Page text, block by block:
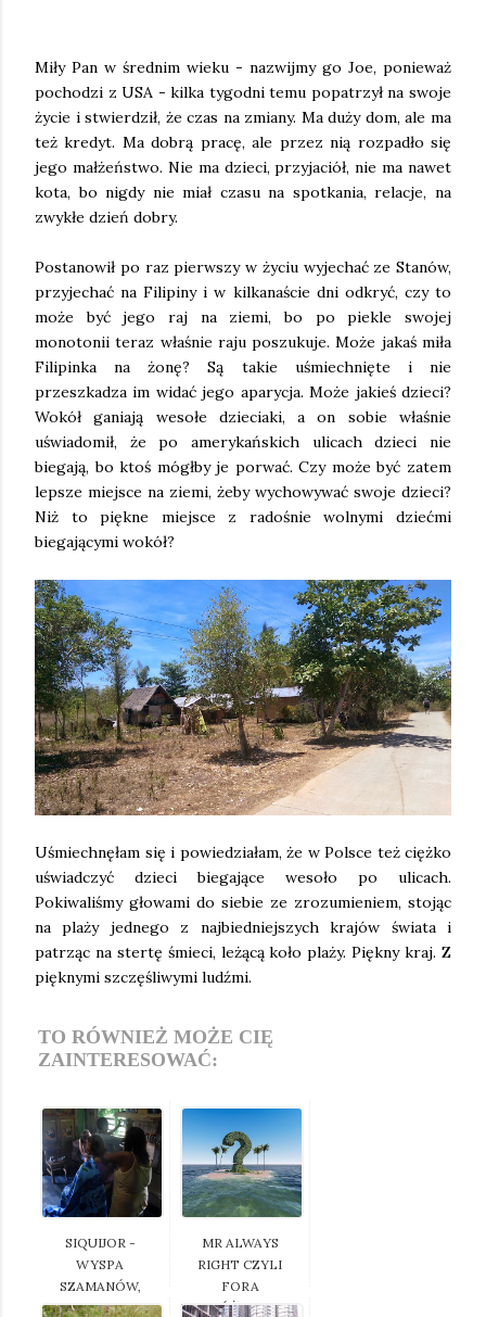
Miły Pan w średnim wieku - nazwijmy go Joe, ponieważ
pochodzi z USA - kilka tygodni temu popatrzył na swoje
życie i stwierdził, że czas na zmiany. Ma duży dom, ale ma
też kredyt. Ma dobrą pracę, ale przez nią rozpadło się
jego małżeństwo. Nie ma dzieci, przyjaciół, nie ma nawet
kota, bo nigdy nie miał czasu na spotkania, relacje, na
zwykłe dzień dobry.
Postanowił po raz pierwszy w życiu wyjechać ze Stanów,
przyjechać na Filipiny i w kilkanaście dni odkryć, czy to
może być jego raj na ziemi, bo po piekle swojej
monotonii teraz właśnie raju poszukuje. Może jakaś miła
Filipinka na żonę? Są takie uśmiechnięte i nie
przeszkadza im widać jego aparycja. Może jakieś dzieci?
Wokół ganiają wesołe dzieciaki, a on sobie właśnie
uświadomił, że po amerykańskich ulicach dzieci nie
biegają, bo ktoś mógłby je porwać. Czy może być zatem
lepsze miejsce na ziemi, żeby wychowywać swoje dzieci?
Niż to piękne miejsce z radośnie wolnymi dziećmi
biegającymi wokół?
Uśmiechnęłam się i powiedziałam, że w Polsce też ciężko
uświadczyć dzieci biegające wesoło po ulicach.
Pokiwaliśmy głowami do siebie ze zrozumieniem, stojąc
na plaży jednego z najbiedniejszych krajów świata i
patrząc na stertę śmieci, leżącą koło plaży. Piękny kraj. Z
pięknymi szczęśliwymi ludźmi.
TO RÓWNIEŻ MOŻE CIĘ
ZAINTERESOWAĆ:
SIQUIJOR -
WYSPA
SZAMANÓW,
UZDROWICIELI ...
MR ALWAYS
RIGHT CZYLI
FORA
PODRÓŻNICZE V...